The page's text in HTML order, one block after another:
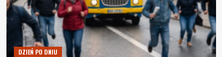
DZIEŃ PO DNIU